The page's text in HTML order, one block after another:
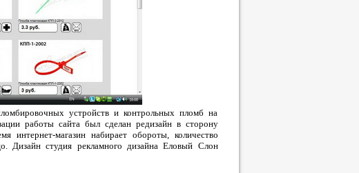
устройств и контрольных пломб на
работы сайта был сделан редизайн в сторону
интернет-магазин набирает обороты, количество
Дизайн студия рекламного дизайна Еловый Слон